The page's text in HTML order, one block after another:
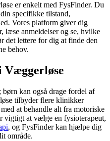
er enkelt med FysFinder. Du
specifikke tilstand,
Vores platform giver dig
læse anmeldelser og se, hvilke
det lettere for dig at finde den
behov.
kan også drage fordel af
tilbyder flere klinikker
at behandle alt fra motoriske
vigtigt at vælge en fysioterapeut,
, og FysFinder kan hjælpe dig
område.